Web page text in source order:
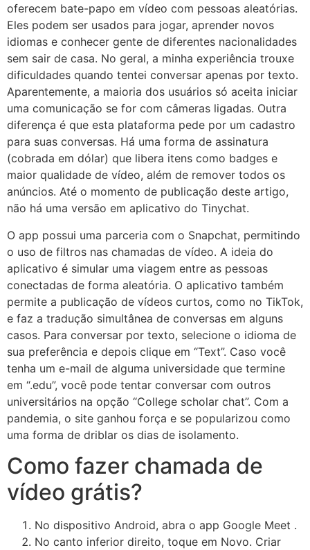
oferecem bate-papo em vídeo com pessoas aleatórias.
Eles podem ser usados para jogar, aprender novos
idiomas e conhecer gente de diferentes nacionalidades
sem sair de casa. No geral, a minha experiência trouxe
dificuldades quando tentei conversar apenas por texto.
Aparentemente, a maioria dos usuários só aceita iniciar
uma comunicação se for com câmeras ligadas. Outra
diferença é que esta plataforma pede por um cadastro
para suas conversas. Há uma forma de assinatura
(cobrada em dólar) que libera itens como badges e
maior qualidade de vídeo, além de remover todos os
anúncios. Até o momento de publicação deste artigo,
não há uma versão em aplicativo do Tinychat.
O app possui uma parceria com o Snapchat, permitindo
o uso de filtros nas chamadas de vídeo. A ideia do
aplicativo é simular uma viagem entre as pessoas
conectadas de forma aleatória. O aplicativo também
permite a publicação de vídeos curtos, como no TikTok,
e faz a tradução simultânea de conversas em alguns
casos. Para conversar por texto, selecione o idioma de
sua preferência e depois clique em “Text”. Caso você
tenha um e-mail de alguma universidade que termine
em “.edu”, você pode tentar conversar com outros
universitários na opção “College scholar chat”. Com a
pandemia, o site ganhou força e se popularizou como
uma forma de driblar os dias de isolamento.
Como fazer chamada de
vídeo grátis?
No dispositivo Android, abra o app Google Meet .
No canto inferior direito, toque em Novo. Criar